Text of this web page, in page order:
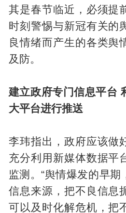
其是春节临近，必须提
时刻警惕与新冠有关的
良情绪而产生的各类舆
及防。
建立政府专门信息平台
大平台进行推送
李玮指出，政府应该做
充分利用新媒体数据平
监测。“舆情爆发的早期
信息来源，把不良信息
可以及时化解危机，把